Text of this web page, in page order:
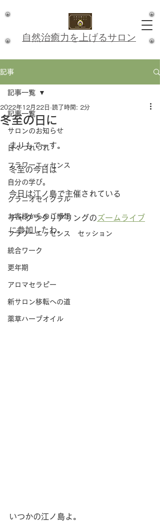
​自然治癒力を上げるサロン
記事
記事一覧
サロンのお知らせ
日々つれづれ
フラワーエッセンス
自分の学び。
クラニオセイクラル
お客様からのご感想
フラワーエッセンス セッション
統合ワーク
更年期
アロマセラピー
新サロン移転への道
薬草ハーブオイル
記事一覧
冬至の日に
2022年12月22日 読了時間: 2分
まりもでーす。
冬至の今日は
今日は江ノ島で主催されている
チャクラクリアリングの ズームライブ
に参加したわ。
いつかの江ノ島よ。